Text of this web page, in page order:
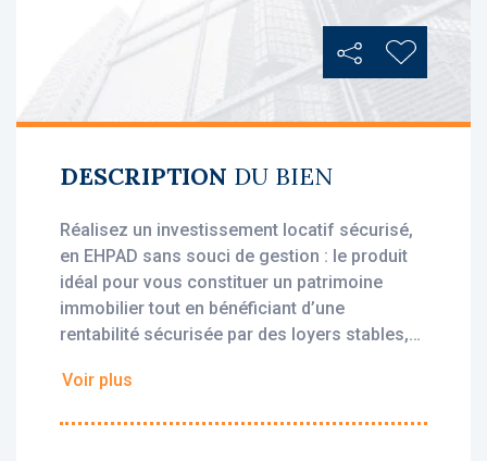
PartagerAjouter
DESCRIPTION DU BIEN
Réalisez un investissement locatif sécurisé,
en EHPAD sans souci de gestion : le produit
idéal pour vous constituer un patrimoine
immobilier tout en bénéficiant d’une
rentabilité sécurisée par des loyers stables,
Voir plus